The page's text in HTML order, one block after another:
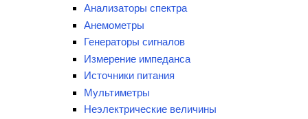
Анализаторы спектра
Анемометры
Генераторы сигналов
Измерение импеданса
Источники питания
Мультиметры
Неэлектрические величины